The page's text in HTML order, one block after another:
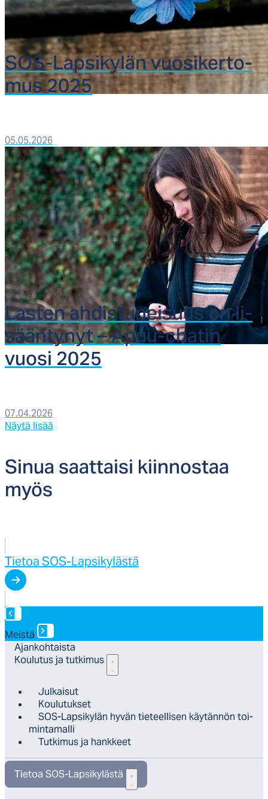
SOS-Lap­si­ky­län vuo­si­ker­to­
mus 2025
05.05.2026
Las­ten ah­dis­tu­nei­suus on li­
sään­ty­nyt – Apuu-cha­tin
vuo­si 2025
07.04.2026
Näytä lisää
Si­nua saat­tai­si kiin­nos­taa
myös
Tietoa SOS-Lapsikylästä
Meistä
Ajan­koh­tais­ta
Kou­lu­tus ja tut­ki­mus
Jul­kai­sut
Kou­lu­tuk­set
SOS-Lap­si­ky­län hy­vän tie­teel­li­sen käy­tän­nön toi­
min­ta­mal­li
Tut­ki­mus ja hank­keet
Tie­toa SOS-Lap­si­ky­läs­tä